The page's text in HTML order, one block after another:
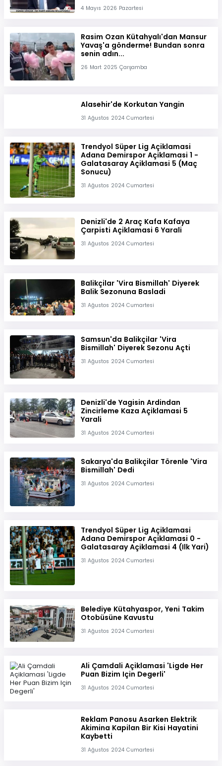
4 Mayıs 2026 Pazartesi
Rasim Ozan Kütahyalı'dan Mansur
Yavaş'a gönderme! Bundan sonra
senin adın...
26 Mart 2025 Çarşamba
Alasehir'de Korkutan Yangin
31 Ağustos 2024 Cumartesi
Trendyol Süper Lig Açiklamasi
Adana Demirspor Açiklamasi 1 -
Galatasaray Açiklamasi 5 (Maç
Sonucu)
31 Ağustos 2024 Cumartesi
Denizli'de 2 Araç Kafa Kafaya
Çarpisti Açiklamasi 6 Yarali
31 Ağustos 2024 Cumartesi
Balikçilar 'Vira Bismillah' Diyerek
Balik Sezonuna Basladi
31 Ağustos 2024 Cumartesi
Samsun'da Balikçilar 'Vira
Bismillah' Diyerek Sezonu Açti
31 Ağustos 2024 Cumartesi
Denizli'de Yagisin Ardindan
Zincirleme Kaza Açiklamasi 5
Yarali
31 Ağustos 2024 Cumartesi
Sakarya'da Balikçilar Törenle 'Vira
Bismillah' Dedi
31 Ağustos 2024 Cumartesi
Trendyol Süper Lig Açiklamasi
Adana Demirspor Açiklamasi 0 -
Galatasaray Açiklamasi 4 (Ilk Yari)
31 Ağustos 2024 Cumartesi
Belediye Kütahyaspor, Yeni Takim
Otobüsüne Kavustu
31 Ağustos 2024 Cumartesi
Ali Çamdali Açiklamasi 'Ligde Her
Puan Bizim Için Degerli'
31 Ağustos 2024 Cumartesi
Reklam Panosu Asarken Elektrik
Akimina Kapilan Bir Kisi Hayatini
Kaybetti
31 Ağustos 2024 Cumartesi